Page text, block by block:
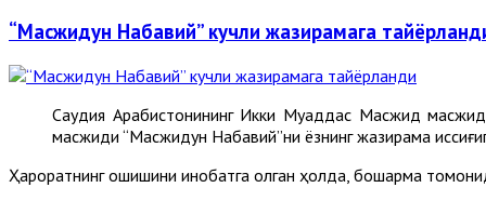
“Масжидун Набавий” кучли жазирамага
Саудия Арабистонининг Икки Муқаддас Масжид
масжиди “Масжидун Набавий”ни ёзнинг жазирама
Ҳароратнинг ошишини инобатга олган ҳолда, бошқарма